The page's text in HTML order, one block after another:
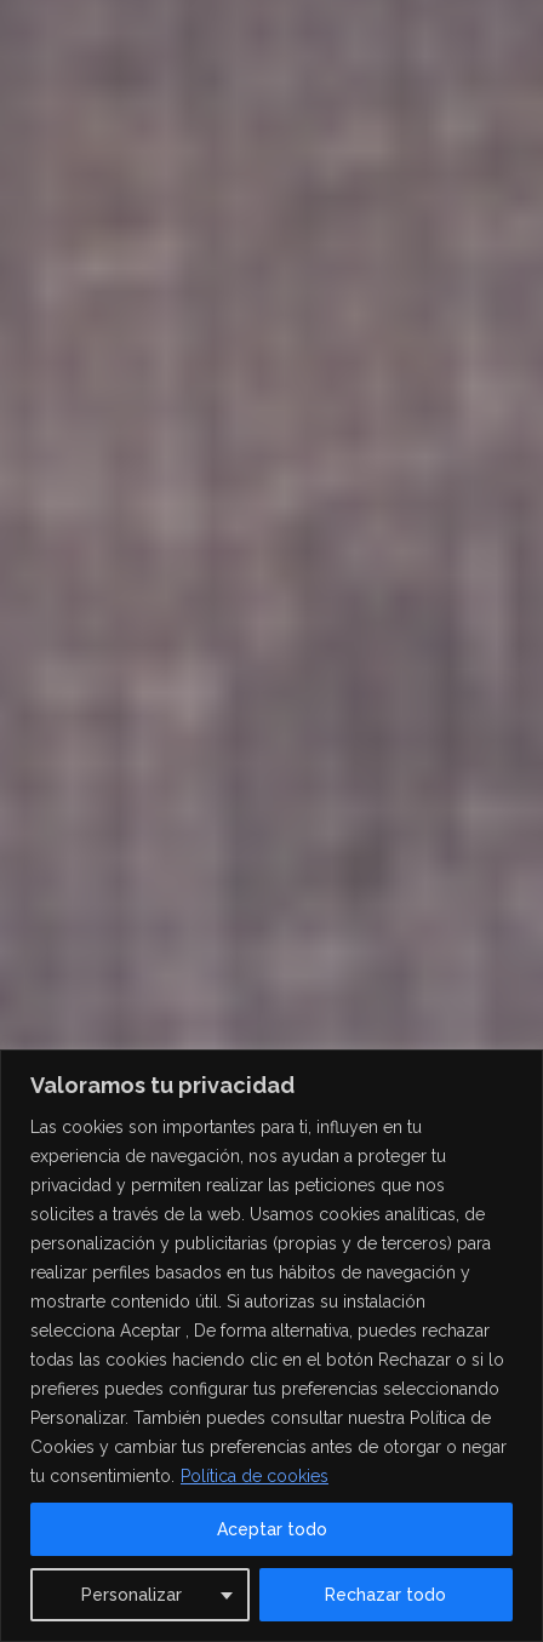
Valoramos tu privacidad
Las cookies son importantes para ti, influyen en tu
experiencia de navegación, nos ayudan a proteger tu
privacidad y permiten realizar las peticiones que nos
solicites a través de la web. Usamos cookies analíticas, de
personalización y publicitarias (propias y de terceros) para
realizar perfiles basados en tus hábitos de navegación y
mostrarte contenido útil. Si autorizas su instalación
selecciona Aceptar , De forma alternativa, puedes rechazar
todas las cookies haciendo clic en el botón Rechazar o si lo
prefieres puedes configurar tus preferencias seleccionando
Personalizar. También puedes consultar nuestra Política de
Cookies y cambiar tus preferencias antes de otorgar o negar
tu consentimiento.
Política de cookies
Personalizar Rechazar todo
Aceptar todo